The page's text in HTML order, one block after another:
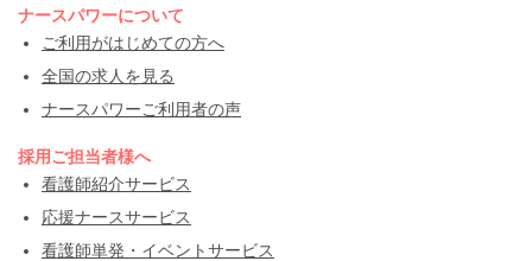
ナースパワーについて
ご利用がはじめての方へ
全国の求人を見る
ナースパワーご利用者の声
採用ご担当者様へ
看護師紹介サービス
応援ナースサービス
看護師単発・イベントサービス